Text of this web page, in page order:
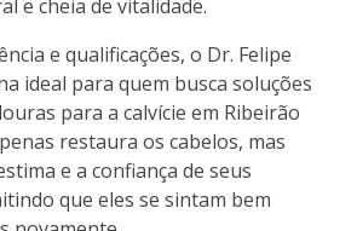
e cheia de vitalidade.
e qualificações, o Dr. Felipe
ideal para quem busca soluções
para a calvície em Ribeirão
restaura os cabelos, mas
e a confiança de seus
que eles se sintam bem